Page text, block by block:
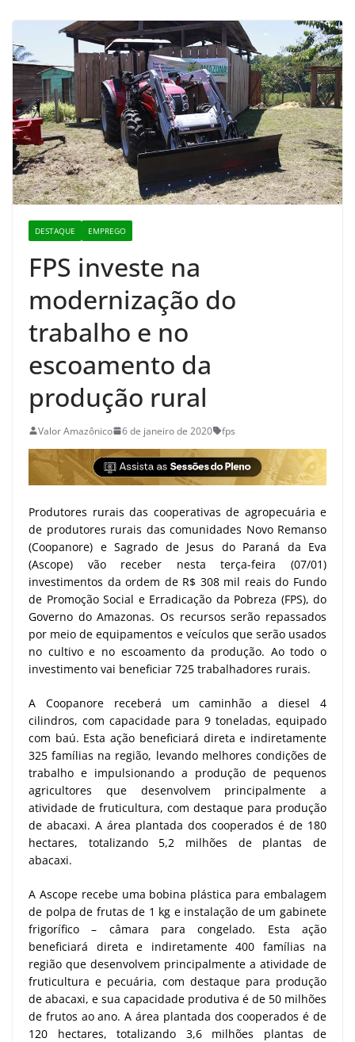
DESTAQUE EMPREGO
FPS investe na
modernização do
trabalho e no
escoamento da
produção rural
Valor Amazônico 6 de janeiro de 2020 fps
Produtores rurais das cooperativas de agropecuária e
de produtores rurais das comunidades Novo Remanso
(Coopanore) e Sagrado de Jesus do Paraná da Eva
(Ascope) vão receber nesta terça-feira (07/01)
investimentos da ordem de R$ 308 mil reais do Fundo
de Promoção Social e Erradicação da Pobreza (FPS), do
Governo do Amazonas. Os recursos serão repassados
por meio de equipamentos e veículos que serão usados
no cultivo e no escoamento da produção. Ao todo o
investimento vai beneficiar 725 trabalhadores rurais.
A Coopanore receberá um caminhão a diesel 4
cilindros, com capacidade para 9 toneladas, equipado
com baú. Esta ação beneficiará direta e indiretamente
325 famílias na região, levando melhores condições de
trabalho e impulsionando a produção de pequenos
agricultores que desenvolvem principalmente a
atividade de fruticultura, com destaque para produção
de abacaxi. A área plantada dos cooperados é de 180
hectares, totalizando 5,2 milhões de plantas de
abacaxi.
A Ascope recebe uma bobina plástica para embalagem
de polpa de frutas de 1 kg e instalação de um gabinete
frigorífico – câmara para congelado. Esta ação
beneficiará direta e indiretamente 400 famílias na
região que desenvolvem principalmente a atividade de
fruticultura e pecuária, com destaque para produção
de abacaxi, e sua capacidade produtiva é de 50 milhões
de frutos ao ano. A área plantada dos cooperados é de
120 hectares, totalizando 3,6 milhões plantas de